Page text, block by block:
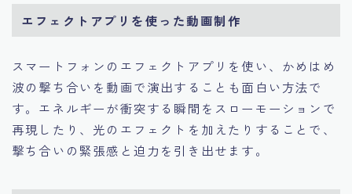
エフェクトアプリを使った動画制作
スマートフォンのエフェクトアプリを使い、かめはめ
波の撃ち合いを動画で演出することも面白い方法で
す。エネルギーが衝突する瞬間をスローモーションで
再現したり、光のエフェクトを加えたりすることで、
撃ち合いの緊張感と迫力を引き出せます。